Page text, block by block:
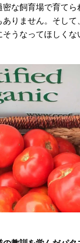
な飼育場で育て
りません。そし
うなってほしくな